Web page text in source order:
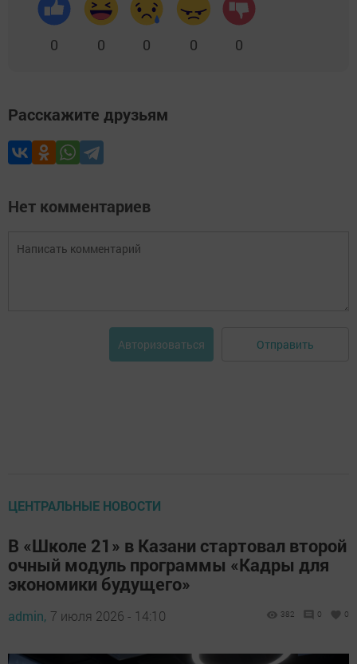
0 0 0 0 0
Расскажите друзьям
Нет комментариев
Авторизоваться Отправить
ЦЕНТРАЛЬНЫЕ НОВОСТИ
В «Школе 21» в Казани стартовал второй
очный модуль программы «Кадры для
экономики будущего»
admin, 7 июля 2026 - 14:10 382 0 0